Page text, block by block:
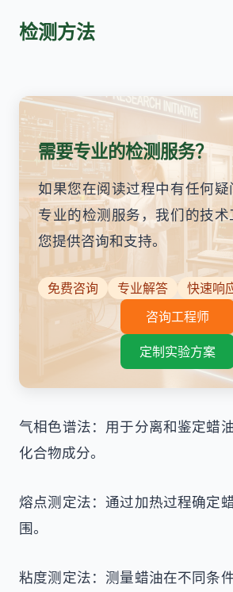
检测方法
需要专业的检测服务？
如果您在阅读过程中有任何
专业的检测服务，我们的技
您提供咨询和支持。
免费咨询 专业解答
快速响
咨询工程师
定制实验方案
气相色谱法：用于分离和鉴定蜡
化合物成分。
熔点测定法：通过加热过程确定
围。
粘度测定法：测量蜡油在不同条